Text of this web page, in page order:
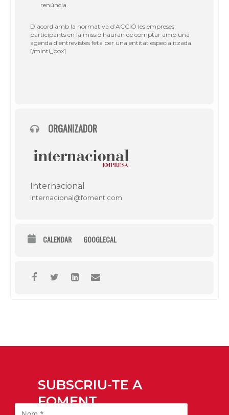
renúncia.
D’acord amb la normativa d’ACCIÓ les empreses
participants en la missió hauran de comptar amb una
agenda d’entrevistes feta per una entitat especialitzada.
[/minti_box]
ORGANIZADOR
Internacional
internacional@foment.com
CALENDAR GOOGLECAL
SUBSCRIU-TE A
FOMENT